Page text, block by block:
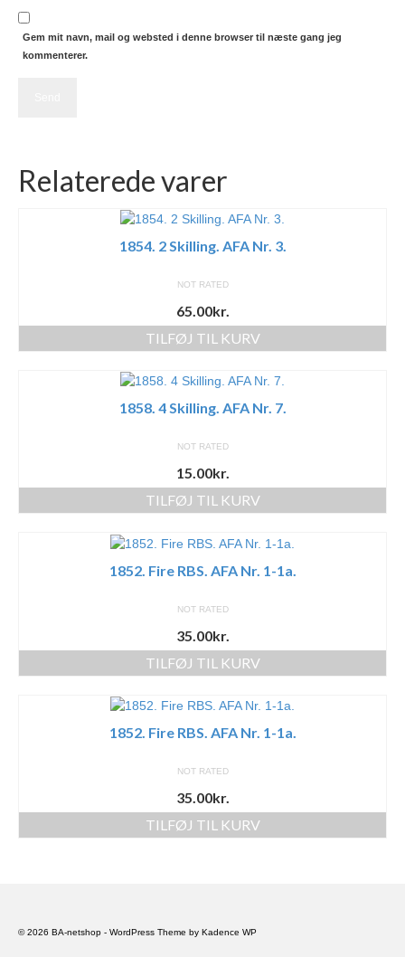
Gem mit navn, mail og websted i denne browser til næste gang jeg
kommenterer.
Relaterede varer
1854. 2 Skilling. AFA Nr. 3.
NOT RATED
65.00kr.
TILFØJ TIL KURV
1858. 4 Skilling. AFA Nr. 7.
NOT RATED
15.00kr.
TILFØJ TIL KURV
1852. Fire RBS. AFA Nr. 1-1a.
NOT RATED
35.00kr.
TILFØJ TIL KURV
1852. Fire RBS. AFA Nr. 1-1a.
NOT RATED
35.00kr.
TILFØJ TIL KURV
© 2026 BA-netshop - WordPress Theme by Kadence WP